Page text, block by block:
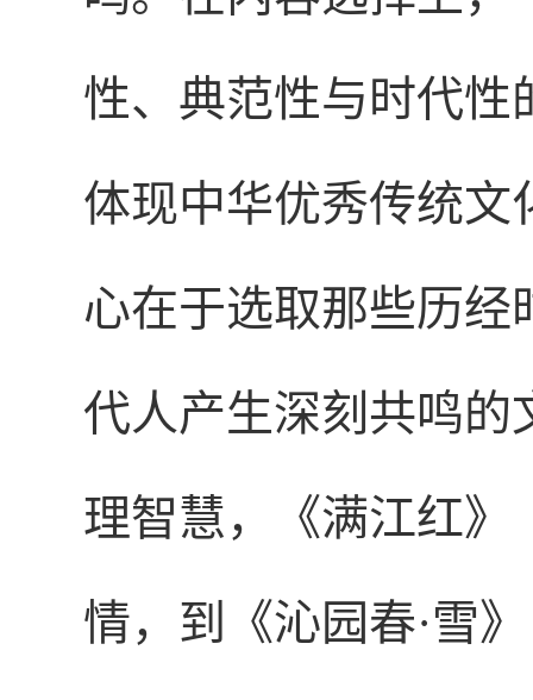
性、典范性与时代性
体现中华优秀传统文
心在于选取那些历
代人产生深刻共鸣的
理智慧，《满江红》
情，到《沁园春·雪